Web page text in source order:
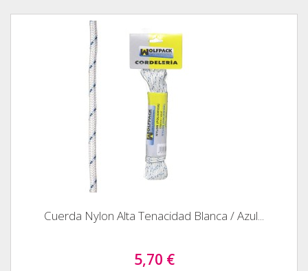
Cuerda Nylon Alta Tenacidad Blanca / Azul...
5,70 €